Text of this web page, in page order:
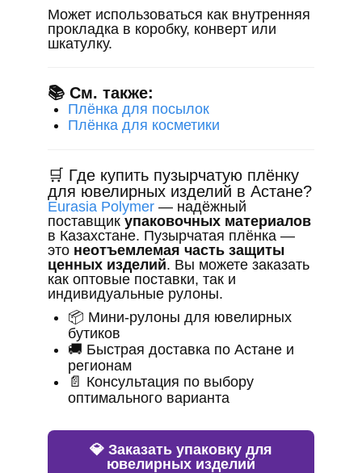
Может использоваться как внутренняя
прокладка в коробку, конверт или
шкатулку.
📚 См. также:
Плёнка для посылок
Плёнка для косметики
🛒 Где купить пузырчатую плёнку
для ювелирных изделий в Астане?
Eurasia Polymer — надёжный
поставщик упаковочных материалов
в Казахстане. Пузырчатая плёнка —
это неотъемлемая часть защиты
ценных изделий. Вы можете заказать
как оптовые поставки, так и
индивидуальные рулоны.
📦 Мини-рулоны для ювелирных
бутиков
🚚 Быстрая доставка по Астане и
регионам
📄 Консультация по выбору
оптимального варианта
💎 Заказать упаковку для
ювелирных изделий